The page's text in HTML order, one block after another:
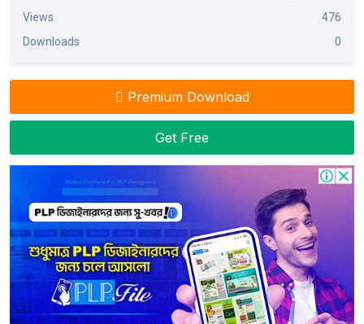
Views
476
Downloads
0
Premium Download
Get Free